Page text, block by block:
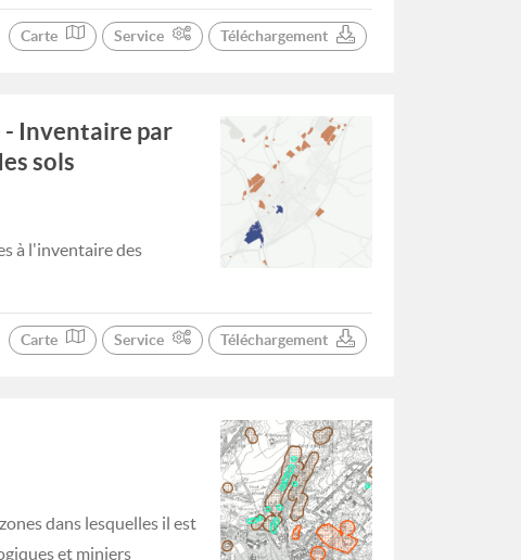
Carte Service Téléchargement
- Inventaire par
sols
à l'inventaire des
Carte Service Téléchargement
dans lesquelles il est
et miniers